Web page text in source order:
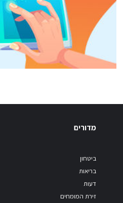
מדורים
ביטחון
בריאות
דעות
זירת המומחים